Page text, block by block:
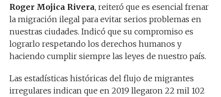
Roger Mojica Rivera, reiteró que es esencial frenar
la migración ilegal para evitar serios problemas en
nuestras ciudades. Indicó que su compromiso es
lograrlo respetando los derechos humanos y
haciendo cumplir siempre las leyes de nuestro país.
Las estadísticas históricas del flujo de migrantes
irregulares indican que en 2019 llegaron 22 mil 102